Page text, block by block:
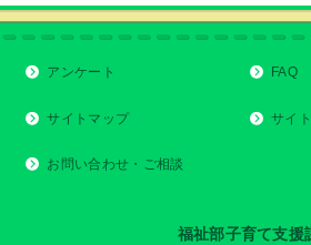
アンケート FAQ
サイトマップ サイ
お問い合わせ・ご相談
福祉部子育て支援